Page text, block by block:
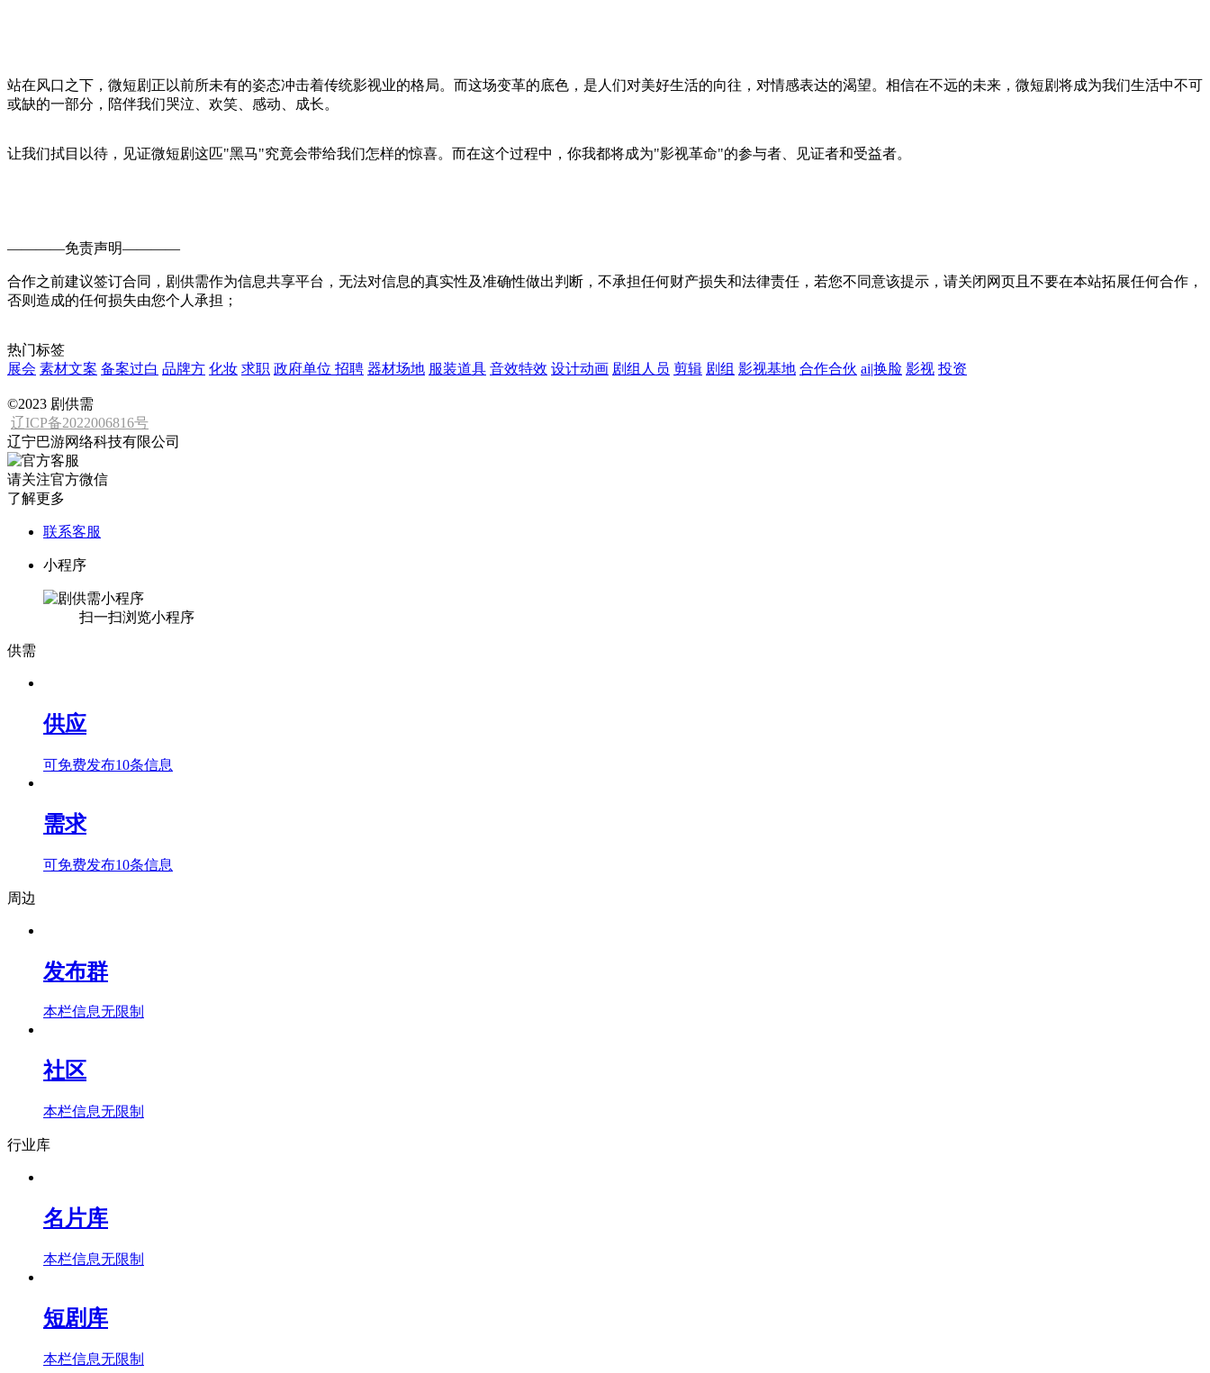
站在风口之下，微短剧正以前所未有的姿态冲击着传统影视业的格局。而这场变革的底色，是人们对美好生活的向往，对情感表达的渴望。相信在不远的未来，微短剧将成为我们生活中不可
或缺的一部分，陪伴我们哭泣、欢笑、感动、成长。
让我们拭目以待，见证微短剧这匹"黑马"究竟会带给我们怎样的惊喜。而在这个过程中，你我都将成为"影视革命"的参与者、见证者和受益者。
————免责声明————
合作之前建议签订合同，剧供需作为信息共享平台，无法对信息的真实性及准确性做出判断，不承担任何财产损失和法律责任，若您不同意该提示，请关闭网页且不要在本站拓展任何合作，
否则造成的任何损失由您个人承担；
热门标签
展会 素材文案 备案过白 品牌方 化妆 求职 政府单位 招聘 器材场地 服装道具 音效特效 设计动画 剧组人员 剪辑 剧组 影视基地 合作合伙 ai|换脸 影视 投资
©2023 剧供需
辽ICP备2022006816号
辽宁巴游网络科技有限公司
请关注官方微信
了解更多
联系客服
小程序
扫一扫浏览小程序
供需
供应
可免费发布10条信息
需求
可免费发布10条信息
周边
发布群
本栏信息无限制
社区
本栏信息无限制
行业库
名片库
本栏信息无限制
短剧库
本栏信息无限制